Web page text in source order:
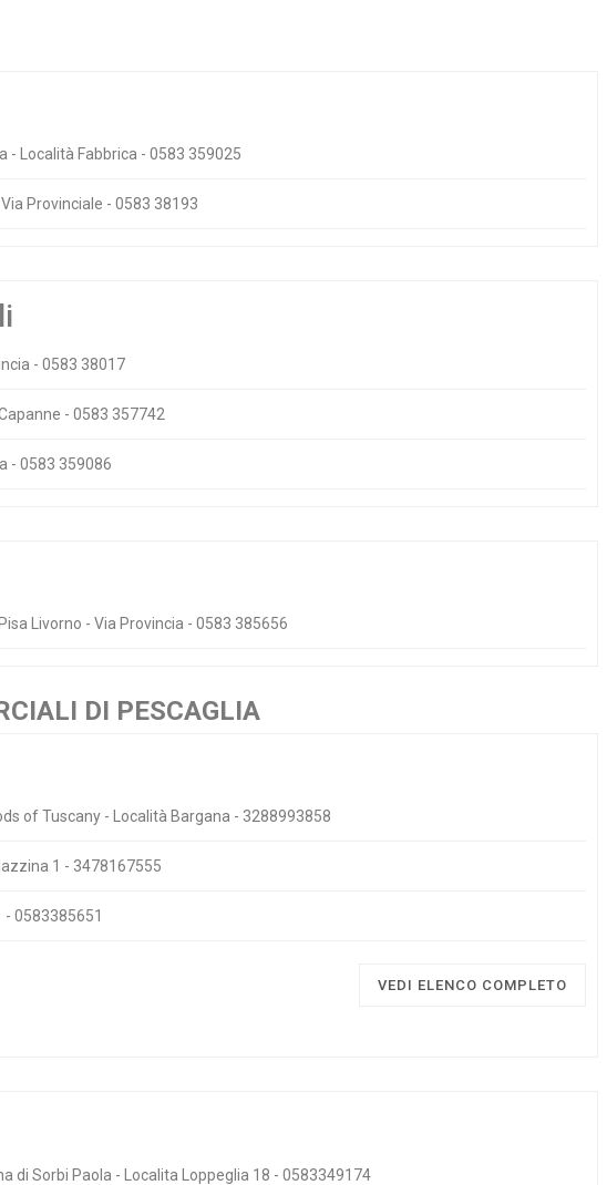
- Località Fabbrica - 0583 359025
Provinciale - 0583 38193
- 0583 38017
- 0583 357742
- 0583 359086
Livorno - Via Provincia - 0583 385656
DI PESCAGLIA
of Tuscany - Località Bargana - 3288993858
1 - 3478167555
- 0583385651
VEDI ELENCO COMPLETO
di Sorbi Paola - Localita Loppeglia 18 - 0583349174